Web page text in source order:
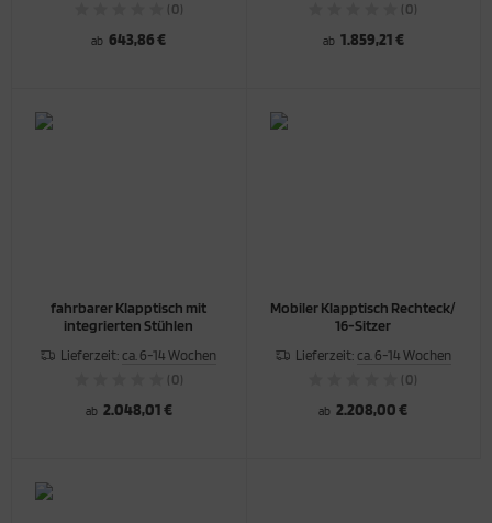
(0)
ab 643,86 €
(0)
ab 1.859,21 €
fahrbarer Klapptisch mit
integrierten Stühlen
Lieferzeit: ca. 6-14 Wochen
(0)
ab 2.048,01 €
Mobiler Klapptisch Rechteck/
16-Sitzer
Lieferzeit: ca. 6-14 Wochen
(0)
ab 2.208,00 €